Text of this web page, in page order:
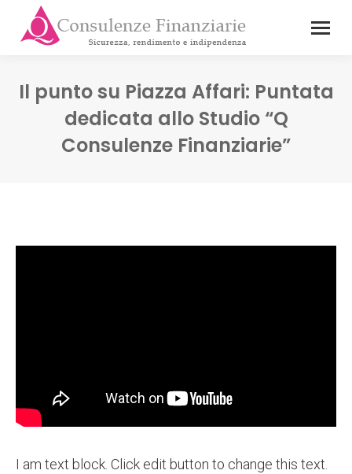
Il punto su Piazza Affari: Puntata
dedicata allo Studio “Q
Consulenze Finanziarie”
I am text block. Click edit button to change this text.